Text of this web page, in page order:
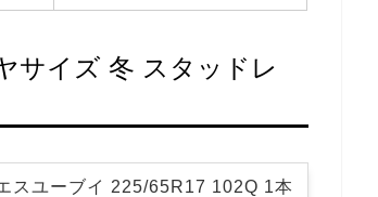
サイズ 冬 スタッドレ
スユーブイ 225/65R17 102Q 1本